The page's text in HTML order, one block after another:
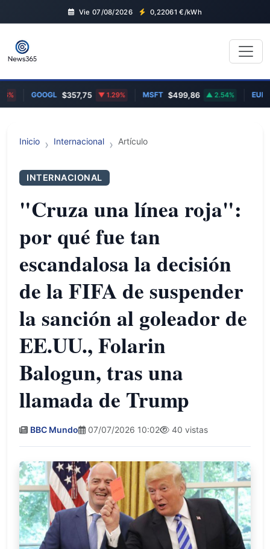
Vie 07/08/2026 0,22061 €/kWh
GOOGL $357,75 1.29% MSFT $499,86 2.54% EUR/GBP
Inicio Internacional Artículo
INTERNACIONAL
"Cruza una línea roja":
por qué fue tan
escandalosa la decisión
de la FIFA de suspender
la sanción al goleador de
EE.UU., Folarin
Balogun, tras una
llamada de Trump
BBC Mundo 07/07/2026 10:02 40 vistas